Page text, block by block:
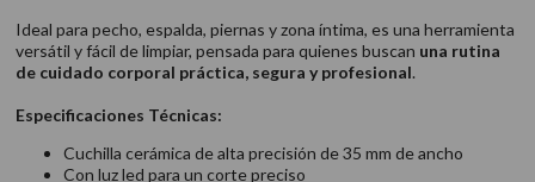
Ideal para pecho, espalda, piernas y zona íntima, es una herramienta
versátil y fácil de limpiar, pensada para quienes buscan una rutina
de cuidado corporal práctica, segura y profesional.
Especificaciones Técnicas:
Cuchilla cerámica de alta precisión de 35 mm de ancho
Con luz led para un corte preciso